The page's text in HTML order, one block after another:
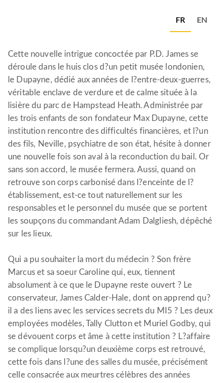
FR EN
Cette nouvelle intrigue concoctée par P.D. James se
déroule dans le huis clos d?un petit musée londonien,
le Dupayne, dédié aux années de l?entre-deux-guerres,
véritable enclave de verdure et de calme située à la
lisière du parc de Hampstead Heath. Administrée par
les trois enfants de son fondateur Max Dupayne, cette
institution rencontre des difficultés financières, et l?un
des fils, Neville, psychiatre de son état, hésite à donner
une nouvelle fois son aval à la reconduction du bail. Or
sans son accord, le musée fermera. Aussi, quand on
retrouve son corps carbonisé dans l?enceinte de l?
établissement, est-ce tout naturellement sur les
responsables et le personnel du musée que se portent
les soupçons du commandant Adam Dalgliesh, dépêché
sur les lieux.
Qui a pu souhaiter la mort du médecin ? Son frère
Marcus et sa soeur Caroline qui, eux, tiennent
absolument à ce que le Dupayne reste ouvert ? Le
conservateur, James Calder-Hale, dont on apprend qu?
il a des liens avec les services secrets du MI5 ? Les deux
employées modèles, Tally Clutton et Muriel Godby, qui
se dévouent corps et âme à cette institution ? L?affaire
se complique lorsqu?un deuxième corps est retrouvé,
cette fois dans l?une des salles du musée, précisément
celle consacrée aux meurtres célèbres des années